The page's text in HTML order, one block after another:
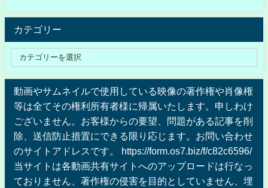
カテゴリー
動画やサムネイルで使用している映像の著作権や肖像権
等は全てその権利所有者様に帰属いたします。申しわけ
ございません。お客様からの要望、問題がある記事を削
除、送信防止措置にできる限り応じます。お問い合わせ
のサイトアドレスです。 https://form.os7.biz/f/c82c6596/
当サイトは各動画共有サイトへのアップロードは行なっ
ておりません、著作権の侵害を目的としていません、埋